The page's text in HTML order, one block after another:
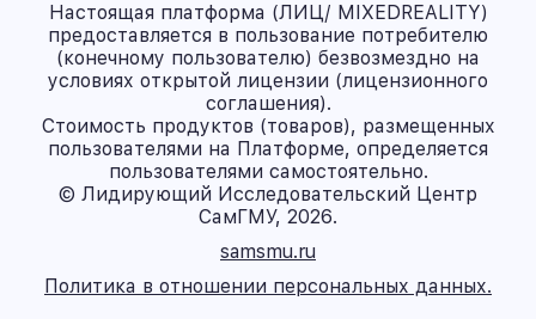
Настоящая платформа (ЛИЦ/ MIXEDREALITY)
предоставляется в пользование потребителю
(конечному пользователю) безвозмездно на
условиях открытой лицензии (лицензионного
соглашения).
Стоимость продуктов (товаров), размещенных
пользователями на Платформе, определяется
пользователями самостоятельно.
© Лидирующий Исследовательский Центр
СамГМУ, 2026.
samsmu.ru
Политика в отношении персональных данных.